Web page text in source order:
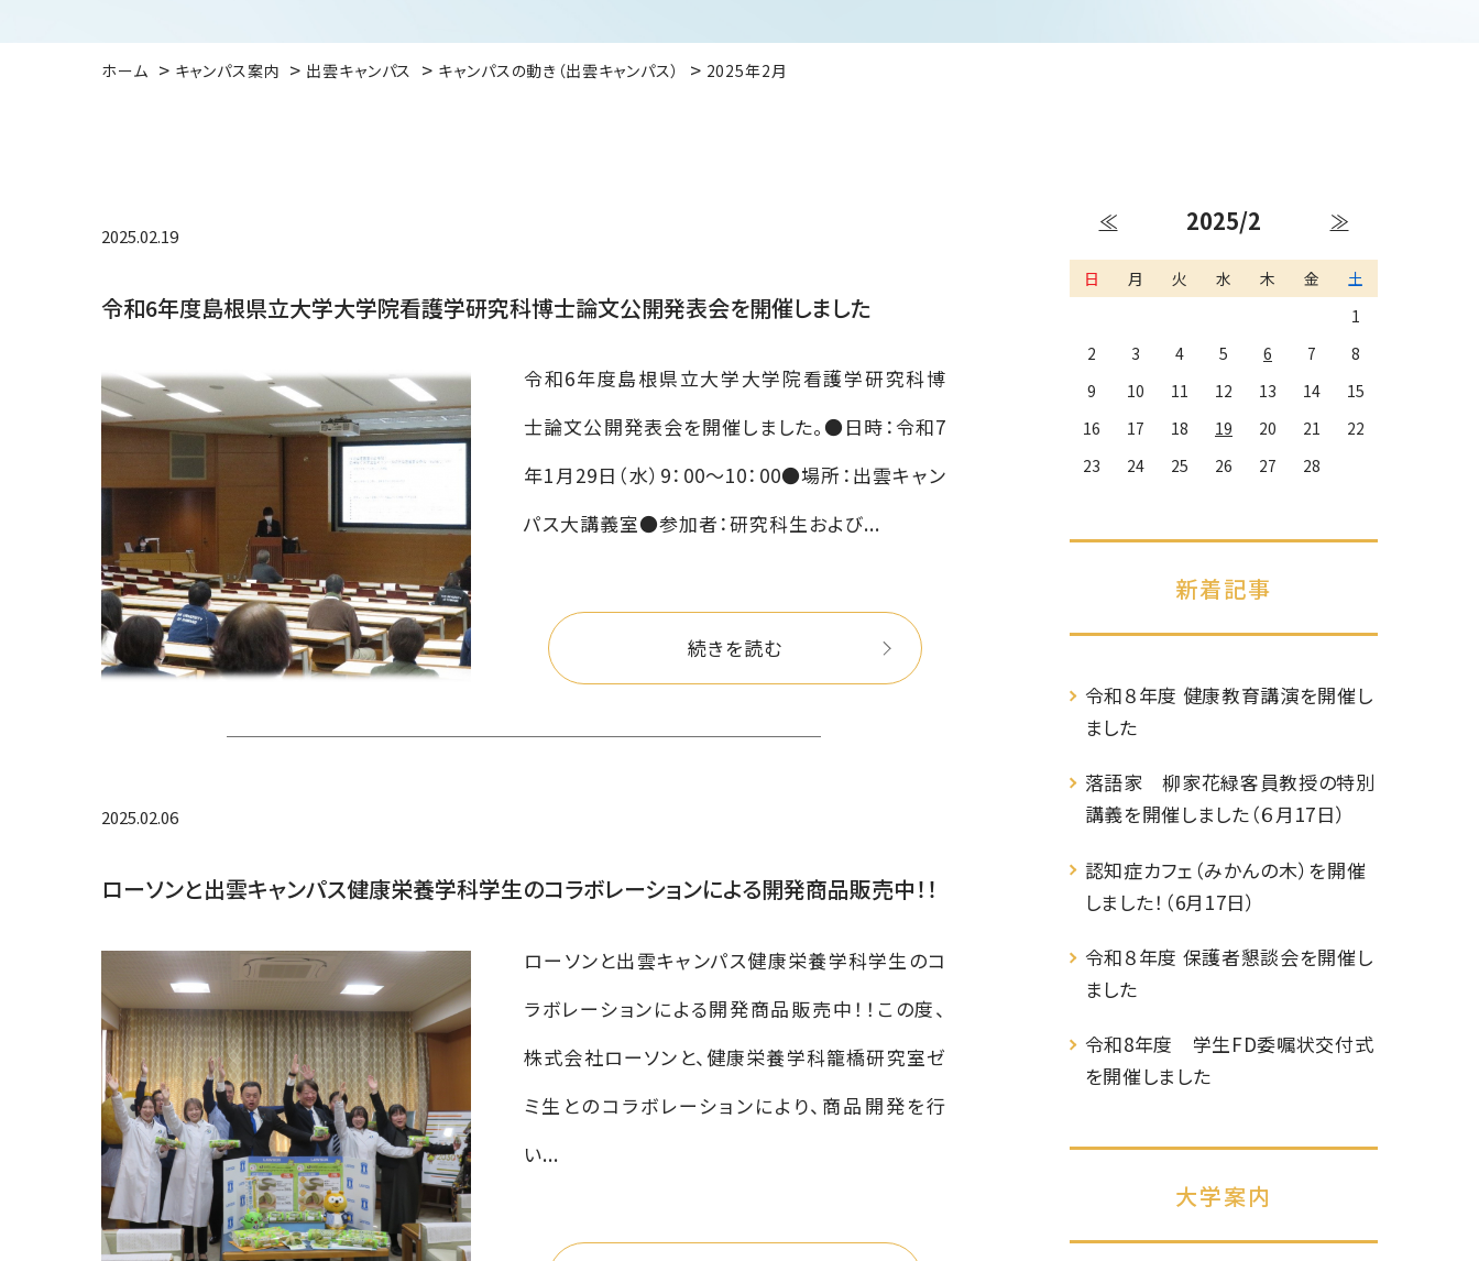
ホーム キャンパス案内 出雲キャンパス キャンパスの動き（出雲キャンパス） 2025年2月
2025.02.19
令和6年度島根県立大学大学院看護学研究科博士論文公開発表会を開催しました
令和6年度島根県立大学大学院看護学研究科博
士論文公開発表会を開催しました。●日時：令和7
年1月29日（水）9：00～10：00●場所：出雲キャン
パス大講義室●参加者：研究科生および...
続きを読む
2025.02.06
ローソンと出雲キャンパス健康栄養学科学生のコラボレーションによる開発商品販売中！！
ローソンと出雲キャンパス健康栄養学科学生のコ
ラボレーションによる開発商品販売中！！この度、
株式会社ローソンと、健康栄養学科籠橋研究室ゼ
ミ生とのコラボレーションにより、商品開発を行
い...
≪ 2025/2 ≫
日 月 火 水 木 金
土
1
2
3 4 5 6 7
8
9
10 11 12 13 14
15
16
17 18 19 20 21
22
23
24 25 26 27 28
新着記事
令和８年度 健康教育講演を開催し
ました
落語家 柳家花緑客員教授の特別
講義を開催しました（６月17日）
認知症カフェ（みかんの木）を開催
しました！（6月17日）
令和８年度 保護者懇談会を開催し
ました
令和8年度 学生FD委嘱状交付式
を開催しました
大学案内